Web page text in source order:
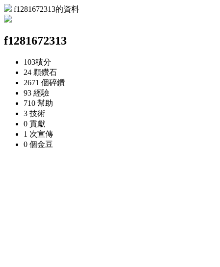
f1281672313的資料
f1281672313
103積分
24 顆鑽石
2671 個碎鑽
93 經驗
710 幫助
3 技術
0 貢獻
1 次宣傳
0 個金豆